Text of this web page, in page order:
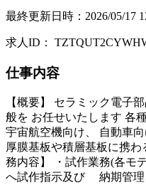
最終更新日時 ： 2026/05/17
求人ID ：
仕事内容
【概要】 セラミック電子
般を お任せいたします 各
宇宙航空機向け、 自動車
厚膜基板や積層基板に携
務内容】 ・試作業務(各モ
へ試作指示及び 納期管理